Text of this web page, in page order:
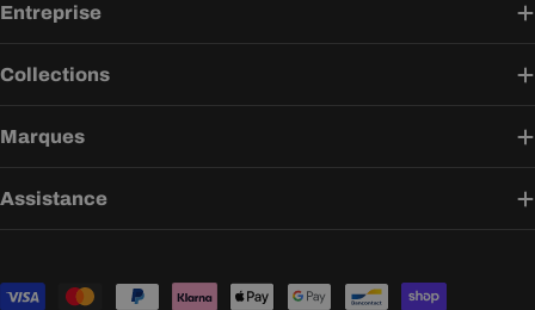
Entreprise
Collections
Marques
Assistance
Modes